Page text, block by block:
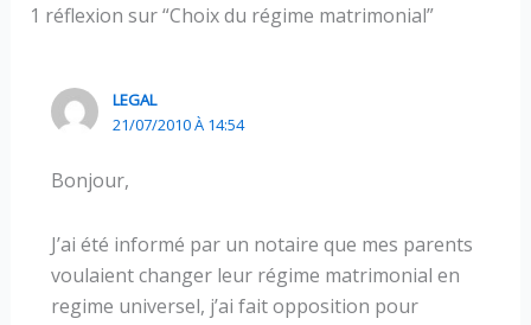
1 réflexion sur “Choix du régime matrimonial”
LEGAL
21/07/2010 À 14:54
Bonjour,
J’ai été informé par un notaire que mes parents
voulaient changer leur régime matrimonial en
regime universel, j’ai fait opposition pour